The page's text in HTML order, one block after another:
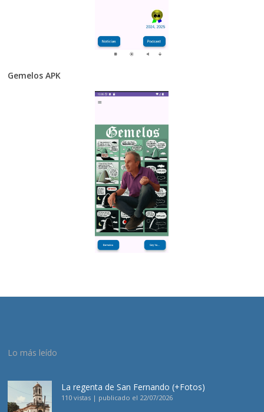
Gemelos APK
Lo más leído
La regenta de San Fernando (+Fotos)
110 vistas | publicado el 22/07/2026